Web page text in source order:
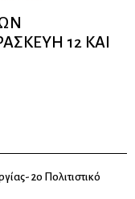
12 ΚΑΙ
2ο Πολιτιστικό